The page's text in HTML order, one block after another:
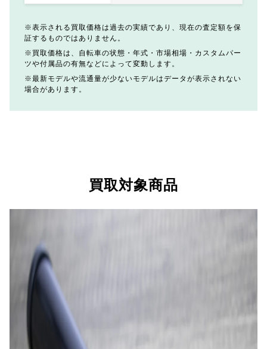
表示される買取価格は過去の実績であり、現在の査定額を保
証するものではありません。
買取価格は、自転車の状態・年式・市場相場・カスタムパー
ツや付属品の有無などによって変動します。
最新モデルや流通量が少ないモデルはデータが表示されない
場合があります。
買取対象商品